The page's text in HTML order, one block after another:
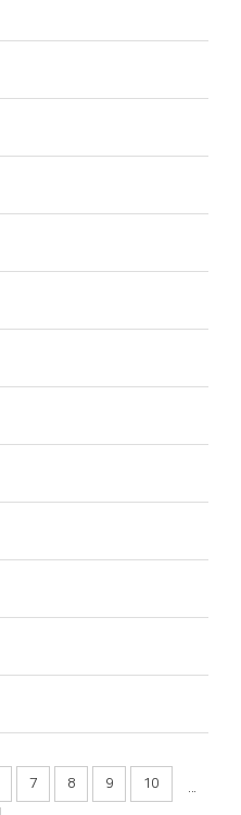
7 8 9 10